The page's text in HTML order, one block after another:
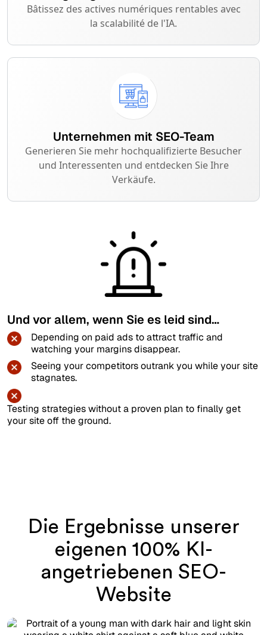
Bâtissez des actives numériques rentables avec
la scalabilité de l'IA.
Unternehmen mit SEO-Team
Generieren Sie mehr hochqualifizierte Besucher
und Interessenten und entdecken Sie Ihre
Verkäufe.
Und vor allem, wenn Sie es leid sind…
Depending on paid ads to attract traffic and
watching your margins disappear.
Seeing your competitors outrank you while your site
stagnates.
Testing strategies without a proven plan to finally get
your site off the ground.
Die Ergebnisse unserer
eigenen 100% KI-
angetriebenen SEO-
Website